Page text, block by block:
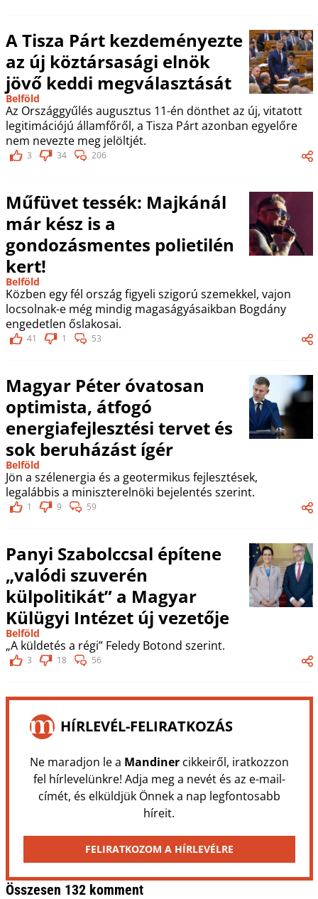
A Tisza Párt kezdeményezte
az új köztársasági elnök
jövő keddi megválasztását
Belföld
Az Országgyűlés augusztus 11-én dönthet az új, vitatott
legitimációjú államfőről, a Tisza Párt azonban egyelőre
nem nevezte meg jelöltjét.
3 34 206
Műfüvet tessék: Majkánál
már kész is a
gondozásmentes polietilén
kert!
Belföld
Közben egy fél ország figyeli szigorú szemekkel, vajon
locsolnak-e még mindig magaságyásaikban Bogdány
engedetlen őslakosai.
41 1 53
Magyar Péter óvatosan
optimista, átfogó
energiafejlesztési tervet és
sok beruházást ígér
Belföld
Jön a szélenergia és a geotermikus fejlesztések,
legalábbis a miniszterelnöki bejelentés szerint.
1 9 59
Panyi Szabolccsal építene
„valódi szuverén
külpolitikát” a Magyar
Külügyi Intézet új vezetője
Belföld
„A küldetés a régi” Feledy Botond szerint.
3 18 56
HÍRLEVÉL-FELIRATKOZÁS
Ne maradjon le a Mandinercikkeiről, iratkozzon
fel hírlevelünkre! Adja meg a nevét és az e-mail-
címét, és elküldjük Önnek a nap legfontosabb
híreit.
FELIRATKOZOM A HÍRLEVÉLRE
Összesen 132 komment